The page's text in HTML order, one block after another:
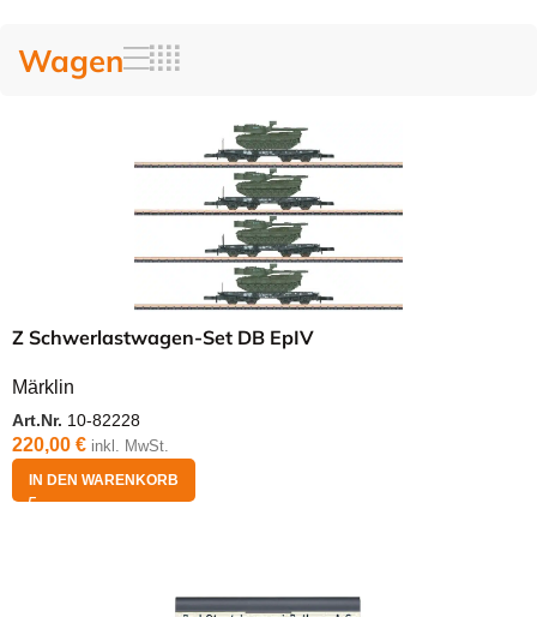
Wagen
Z Schwerlastwagen-Set DB EpIV
Märklin
Art.Nr. 10-82228
220,00 € inkl. MwSt.
IN DEN WARENKORB